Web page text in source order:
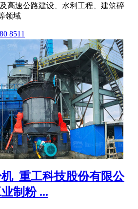
高速公路建设、水利工程、建筑碎
领域
8511
_重工科技股份有限公
制粉 ...